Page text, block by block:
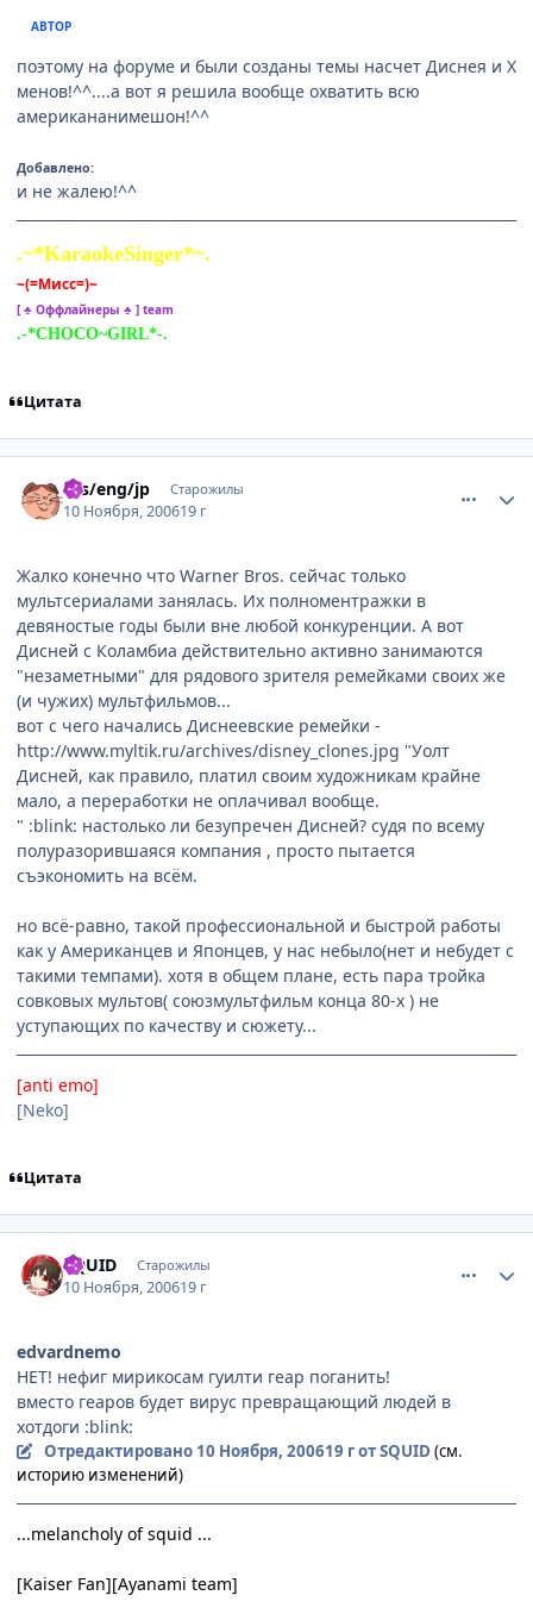
АВТОР
поэтому на форуме и были созданы темы насчет Диснея и Х
менов!^^....а вот я решила вообще охватить всю
американанимешон!^^
Добавлено:
и не жалею!^^
.~*KaraokeSinger*~.
~(=Мисс=)~
[ ♣ Оффлайнеры ♣ ] team
.-*CHOCO~GIRL*-.
Цитата
rus/eng/jp Старожилы
10 Ноября, 200619 г
Жалко конечно что Warner Bros. сейчас только
мультсериалами занялась. Их полноментражки в
девяностые годы были вне любой конкуренции. А вот
Дисней с Коламбиа действительно активно занимаются
"незаметными" для рядового зрителя ремейками своих же
(и чужих) мультфильмов...
вот с чего начались Диснеевские ремейки -
http://www.myltik.ru/archives/disney_clones.jpg "Уолт
Дисней, как правило, платил своим художникам крайне
мало, а переработки не оплачивал вообще.
" :blink: настолько ли безупречен Дисней? судя по всему
полуразорившаяся компания , просто пытается
съэкономить на всём.
но всё-равно, такой профессиональной и быстрой работы
как у Американцев и Японцев, у нас небыло(нет и небудет с
такими темпами). хотя в общем плане, есть пара тройка
совковых мультов( союзмультфильм конца 80-х ) не
уступающих по качеству и сюжету...
[anti emo]
[Neko]
Цитата
SQUID Старожилы
10 Ноября, 200619 г
edvardnemo
НЕТ! нефиг мирикосам гуилти геар поганить!
вместо геаров будет вирус превращающий людей в
хотдоги :blink:
Отредактировано 10 Ноября, 200619 гот SQUID (см.
историю изменений)
...melancholy of squid ...
[Kaiser Fan][Ayanami team]